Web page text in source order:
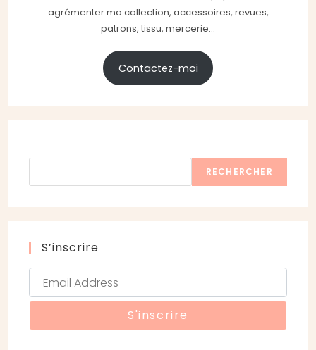
agrémenter ma collection, accessoires, revues,
patrons, tissu, mercerie...
Contactez-moi
RECHERCHER
S’inscrire